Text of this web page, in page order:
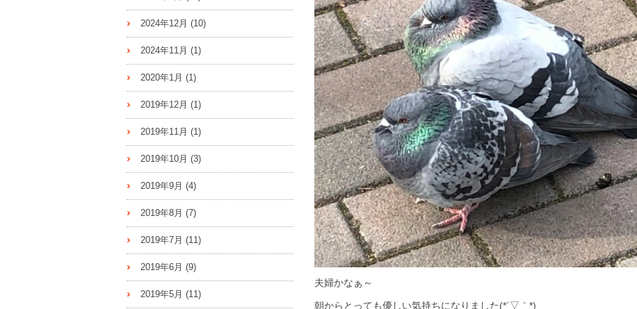
夫婦かなぁ～
朝からとっても優しい気持ちになりました(*´▽｀*)
2024年12月 (10)
2024年11月 (1)
2020年1月 (1)
2019年12月 (1)
2019年11月 (1)
2019年10月 (3)
2019年9月 (4)
2019年8月 (7)
2019年7月 (11)
2019年6月 (9)
2019年5月 (11)